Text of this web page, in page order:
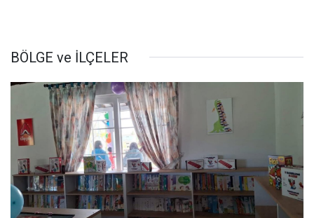
BÖLGE ve İLÇELER